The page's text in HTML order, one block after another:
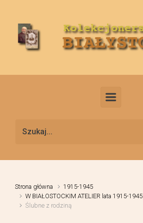
Strona główna
1915-1945
W BIAŁOSTOCKIM ATELIER lata 1915-1945
Ślubne z rodziną